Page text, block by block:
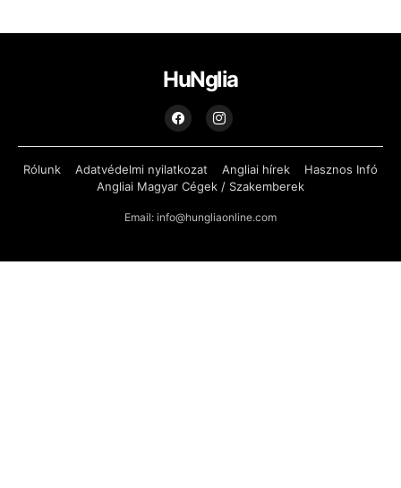
HuNglia
Rólunk Adatvédelmi nyilatkozat Angliai hírek
Hasznos Infó
Angliai Magyar Cégek / Szakemberek
Email: info@hungliaonline.com